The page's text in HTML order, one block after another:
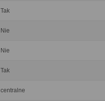
Tak
Nie
Nie
Tak
centralne